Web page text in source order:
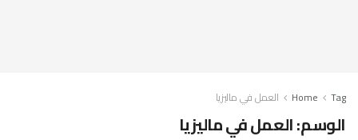
Home Tag العمل في ماليزيا
الوسم:العمل في ماليزيا